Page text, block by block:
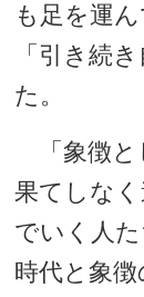
も足を運
「引き続
た。
「象徴と
果てしな
でいく人
時代と象